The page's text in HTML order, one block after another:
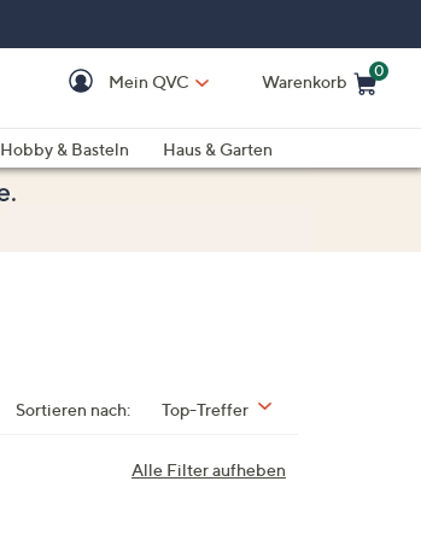
Mein QVC Warenkorb
0
Hobby & Basteln
Haus & Garten
Sortieren nach: Top-Treffer
Alle Filter aufheben